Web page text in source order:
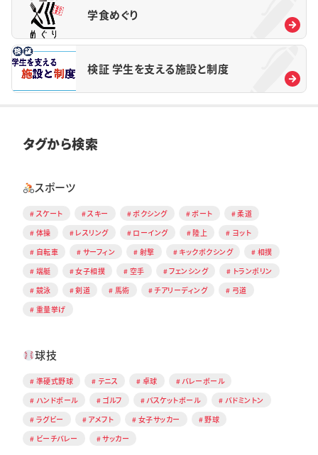
学食めぐり
検証 学生を支える施設と制度
タグから検索
スポーツ
スケート スキー ボクシング ボート
柔道
体操
レスリング ローイング 陸上
ヨット
自転車
サーフィン 射撃 キックボクシング
相撲
端艇
女子相撲 空手 フェンシング
トランポリン
競泳
剣道 馬術 チアリーディング
弓道
重量挙げ
球技
準硬式野球 テニス 卓球
バレーボール
ハンドボール
ゴルフ バスケットボール
バドミントン
ラグビー
アメフト 女子サッカー
野球
ビーチバレー
サッカー